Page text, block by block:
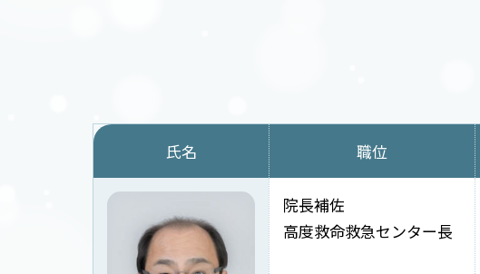
氏名 職位
院長補佐
高度救命救急センター長